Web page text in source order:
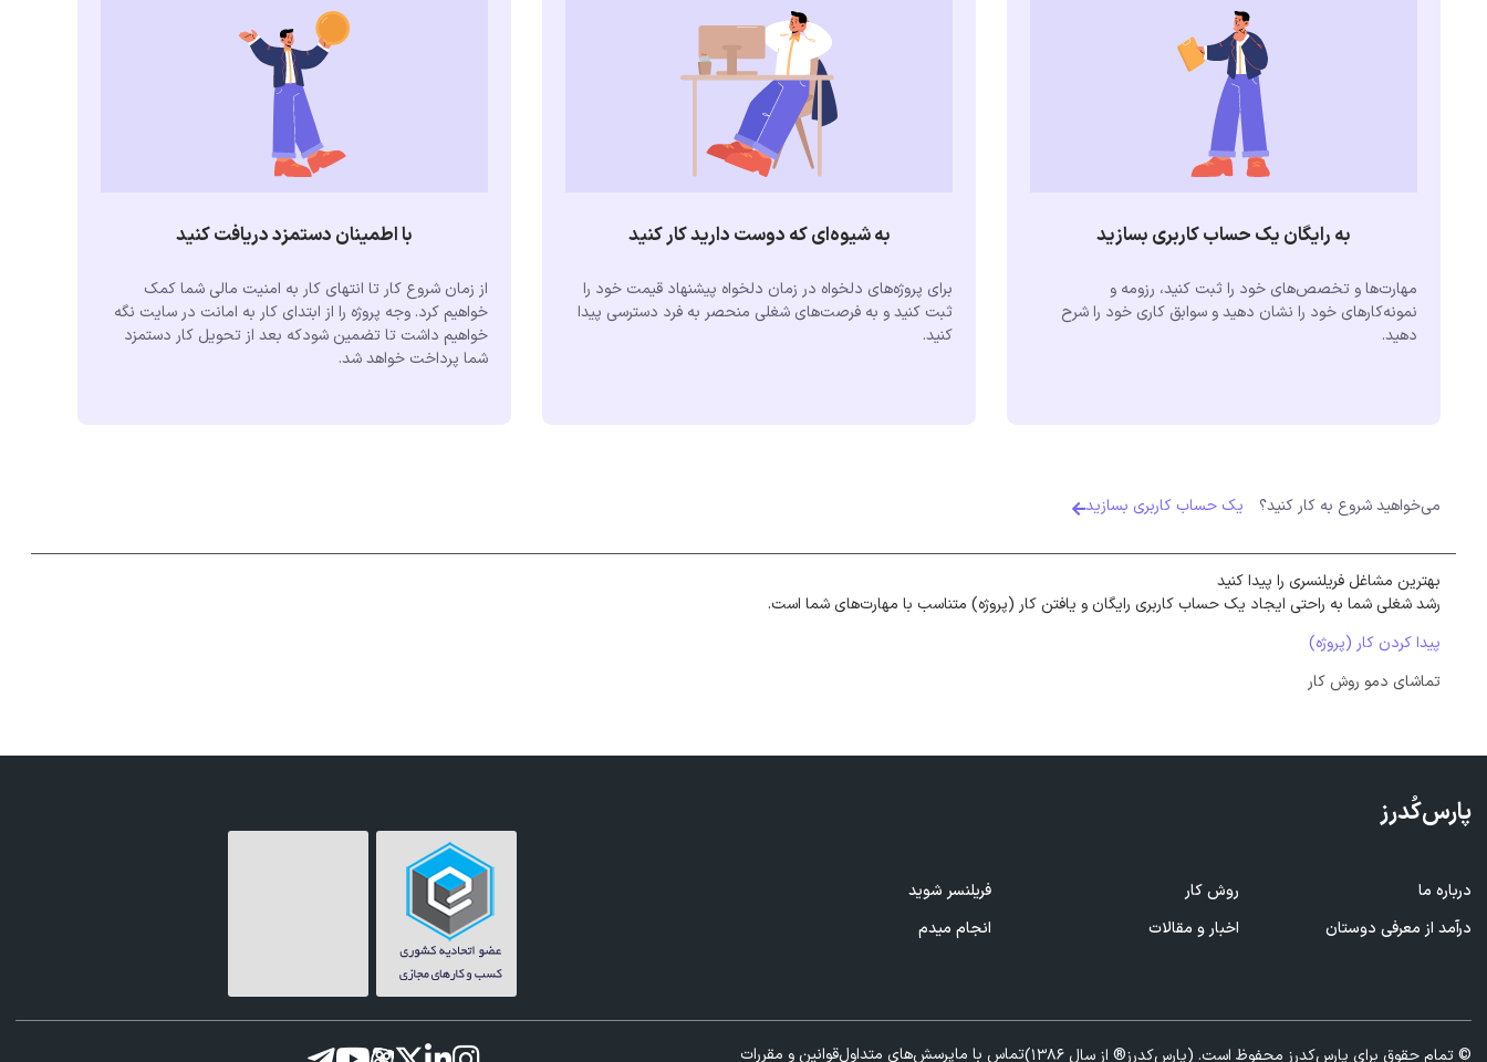
به رایگان یک حساب کاربری بسازید
مهارت‌ها و تخصص‌های خود را ثبت کنید، رزومه و
نمونه‌کارهای خود را نشان دهید و سوابق کاری خود را شرح
دهید.
به شیوه‌ای که دوست دارید کار کنید
برای پروژه‌های دلخواه در زمان دلخواه پیشنهاد قیمت خود را
ثبت کنید و به فرصت‌های شغلی منحصر به فرد دسترسی پیدا
کنید.
با اطمینان دستمزد دریافت کنید
از زمان شروع کار تا انتهای کار به امنیت مالی شما کمک
خواهیم کرد. وجه پروژه را از ابتدای کار به امانت در سایت نگه
خواهیم داشت تا تضمین شودکه بعد از تحویل کار دستمزد
شما پرداخت خواهد شد.
می‌خواهید شروع به کار کنید؟ یک حساب کاربری بسازید
بهترین مشاغل فریلنسری را پیدا کنید
رشد شغلی شما به راحتی ایجاد یک حساب کاربری رایگان و یافتن کار (پروژه) متناسب با مهارت‌های شما است.
پیدا کردن کار (پروژه)
تماشای دمو روش کار
پارس‌کُدرز
درباره ما روش کار
فریلنسر شوید
درآمد از معرفی دوستان اخبار و مقالات انجام میدم
© تمام حقوق برای پارس‌کدرز محفوظ است. (پارس‌کدرز® از سال 1386) تماس با ماپرسش‌های متداولقوانین و مقررات